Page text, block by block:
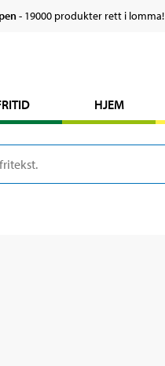
- 19000 produkter rett i lomma!
HJEM